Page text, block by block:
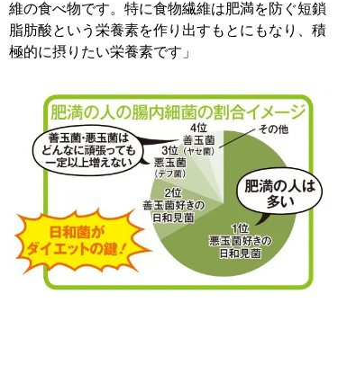
維の食べ物です。特に食物繊維は肥満を防ぐ短鎖
脂肪酸という栄養素を作り出すもとにもなり、積
極的に摂りたい栄養素です」